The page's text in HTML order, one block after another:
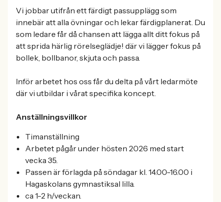
Vi jobbar utifrån ett färdigt passupplägg som
innebär att alla övningar och lekar färdigplanerat. Du
som ledare får då chansen att lägga allt ditt fokus på
att sprida härlig rörelseglädje! där vi lägger fokus på
bollek, bollbanor, skjuta och passa.
Inför arbetet hos oss får du delta på vårt ledarmöte
där vi utbildar i vårat specifika koncept.
Anställningsvillkor
Timanställning
Arbetet pågår under hösten 2026 med start
vecka 35.
Passen är förlagda på söndagar kl. 14.00-16.00 i
Hagaskolans gymnastiksal lilla.
ca 1-2 h/veckan.